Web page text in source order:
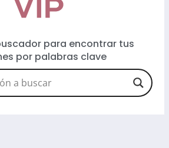
para encontrar tus
por palabras clave